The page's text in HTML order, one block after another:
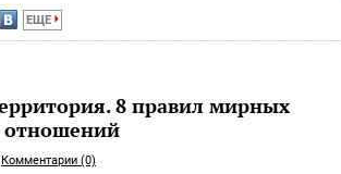
ЕЩЕ
8 правил мирных
Комментарии (0)